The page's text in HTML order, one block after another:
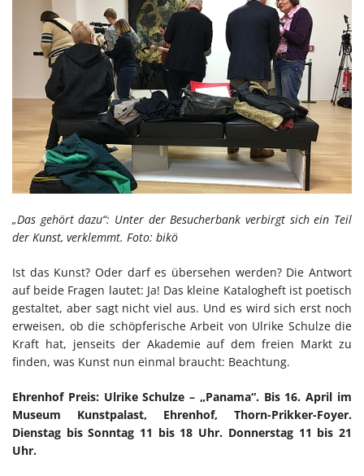
„Das gehört dazu“: Unter der Besucherbank verbirgt sich ein Teil
der Kunst, verklemmt. Foto: bikö
Ist das Kunst? Oder darf es übersehen werden? Die Antwort
auf beide Fragen lautet: Ja! Das kleine Katalogheft ist poetisch
gestaltet, aber sagt nicht viel aus. Und es wird sich erst noch
erweisen, ob die schöpferische Arbeit von Ulrike Schulze die
Kraft hat, jenseits der Akademie auf dem freien Markt zu
finden, was Kunst nun einmal braucht: Beachtung.
Ehrenhof Preis: Ulrike Schulze – „Panama“. Bis 16. April im
Museum Kunstpalast, Ehrenhof, Thorn-Prikker-Foyer.
Dienstag bis Sonntag 11 bis 18 Uhr. Donnerstag 11 bis 21
Uhr.